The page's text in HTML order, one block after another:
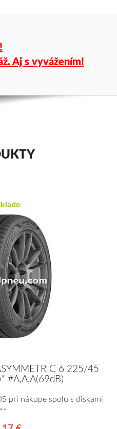
Aj s vyvážením!
6 225/45
#A,A,A(69dB)
pri nákupe spolu s diskami